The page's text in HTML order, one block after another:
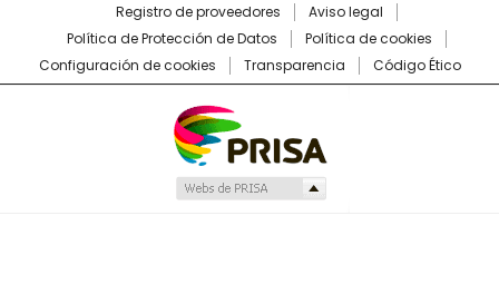
Registro de proveedores
Aviso legal
Política de Protección de Datos
Política de cookies
Configuración de cookies
Transparencia Código Ético